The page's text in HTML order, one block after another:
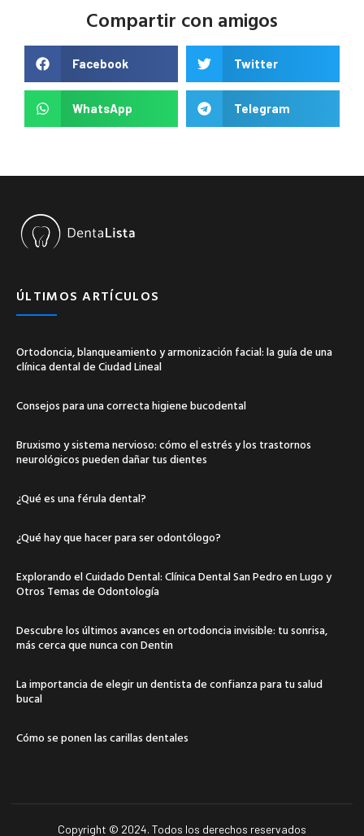
Compartir con amigos
Facebook Twitter
WhatsApp Telegram
ÚLTIMOS ARTÍCULOS
Ortodoncia, blanqueamiento y armonización facial: la guía de una
clínica dental de Ciudad Lineal
Consejos para una correcta higiene bucodental
Bruxismo y sistema nervioso: cómo el estrés y los trastornos
neurológicos pueden dañar tus dientes
¿Qué es una férula dental?
¿Qué hay que hacer para ser odontólogo?
Explorando el Cuidado Dental: Clínica Dental San Pedro en Lugo y
Otros Temas de Odontología
Descubre los últimos avances en ortodoncia invisible: tu sonrisa,
más cerca que nunca con Dentin
La importancia de elegir un dentista de confianza para tu salud
bucal
Cómo se ponen las carillas dentales
Copyright © 2024. Todos los derechos reservados